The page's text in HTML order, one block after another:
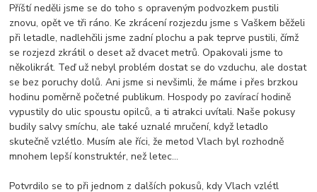
Příští neděli jsme se do toho s opraveným podvozkem pustili
znovu, opět ve tři ráno. Ke zkrácení rozjezdu jsme s Vaškem běželi
při letadle, nadlehčili jsme zadní plochu a pak teprve pustili, čímž
se rozjezd zkrátil o deset až dvacet metrů. Opakovali jsme to
několikrát. Teď už nebyl problém dostat se do vzduchu, ale dostat
se bez poruchy dolů. Ani jsme si nevšimli, že máme i přes brzkou
hodinu poměrně početné publikum. Hospody po zavírací hodině
vypustily do ulic spoustu opilců, a ti atrakci uvítali. Naše pokusy
budily salvy smíchu, ale také uznalé mručení, když letadlo
skutečně vzlétlo. Musím ale říci, že metod Vlach byl rozhodně
mnohem lepší konstruktér, než letec…
Potvrdilo se to při jednom z dalších pokusů, kdy Vlach vzlétl